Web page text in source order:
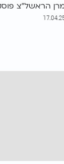
הראשל"צ
ברכת